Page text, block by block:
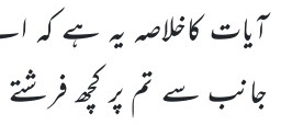
آیات کاخلاصہ یہ ہے کہ
جانب سے تم پر کچھ فرشتے